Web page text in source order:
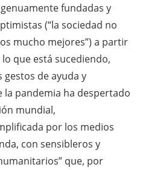
fundadas y
(“la sociedad no
mucho mejores”) a partir
que está sucediendo,
de ayuda y
la pandemia ha despertado
mundial,
por los medios
con sensibleros y
que, por